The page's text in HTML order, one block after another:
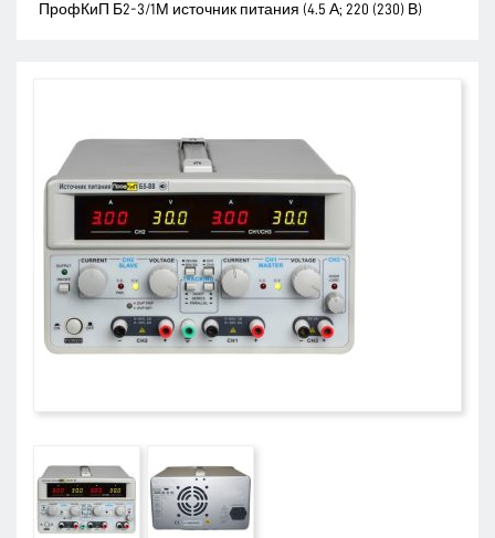
ПрофКиП Б2-3/1М источник питания (4.5 А; 220 (230) В)